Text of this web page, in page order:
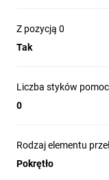
Z pozycją 0
Tak
Liczba styków
0
Rodzaj elementu
Pokrętło